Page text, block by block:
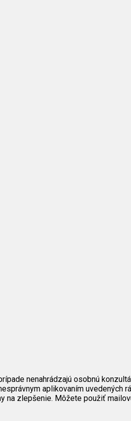
nenahrádzajú osobnú
aplikovaním uvedených
na zlepšenie. Môžete použiť